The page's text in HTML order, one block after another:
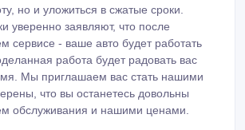
но и уложиться в сжатые сроки.
уверенно заявляют, что после
сервисе - ваше авто будет работать
работа будет радовать вас
Мы приглашаем вас стать нашими
что вы останетесь довольны
обслуживания и нашими ценами.